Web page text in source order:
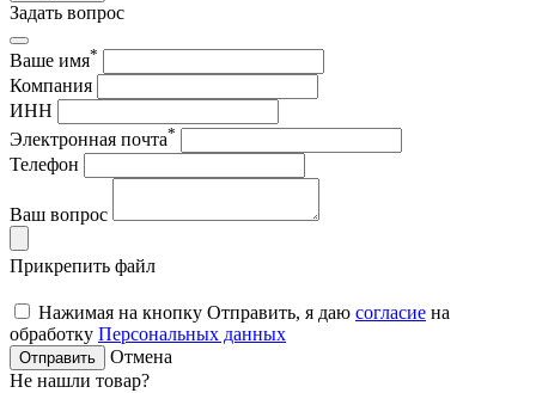
Задать вопрос
Ваше имя*
Компания
ИНН
Электронная почта*
Телефон
Ваш вопрос
Прикрепить файл
Нажимая на кнопку Отправить, я даю согласие на
обработку Персональных данных
Отправить
Отмена
Не нашли товар?